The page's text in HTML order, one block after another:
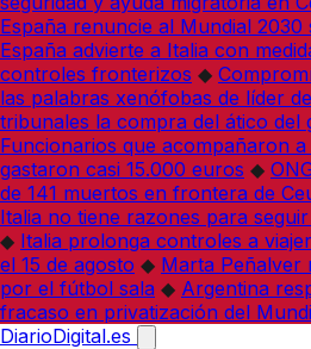
España renuncie al Mundial 2030
España advierte a Italia con
controles fronterizos ◆
las palabras xenófobas de líder
tribunales la compra del ático del
Funcionarios que acompañaron
gastaron casi 15.000 euros ◆
de 141 muertos en frontera de
Italia no tiene razones para
◆ Italia prolonga controles a
el 15 de agosto ◆ Marta Peñalver
por el fútbol sala ◆ Argentina
fracaso en privatización del
DiarioDigital.es